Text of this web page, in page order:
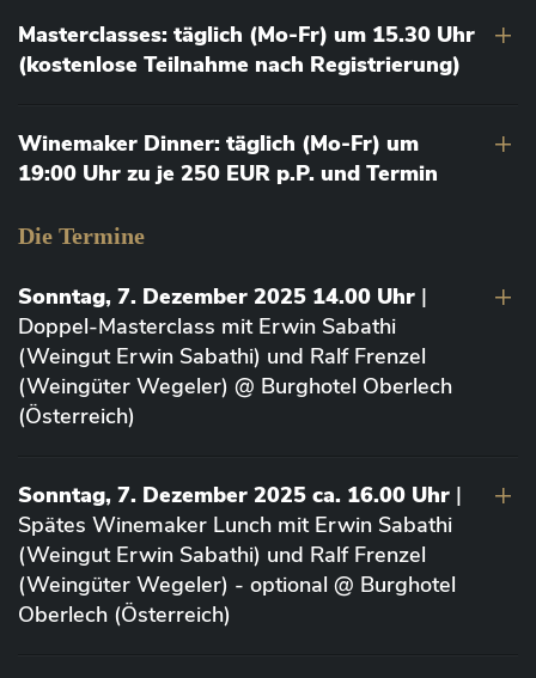
Masterclasses: täglich (Mo-Fr) um 15.30 Uhr
(kostenlose Teilnahme nach Registrierung)
Winemaker Dinner: täglich (Mo-Fr) um
19:00 Uhr zu je 250 EUR p.P. und Termin
Die Termine
Sonntag, 7. Dezember 2025 14.00 Uhr |
Doppel-Masterclass mit Erwin Sabathi
(Weingut Erwin Sabathi) und Ralf Frenzel
(Weingüter Wegeler) @ Burghotel Oberlech
(Österreich)
Sonntag, 7. Dezember 2025 ca. 16.00 Uhr |
Spätes Winemaker Lunch mit Erwin Sabathi
(Weingut Erwin Sabathi) und Ralf Frenzel
(Weingüter Wegeler) - optional @ Burghotel
Oberlech (Österreich)